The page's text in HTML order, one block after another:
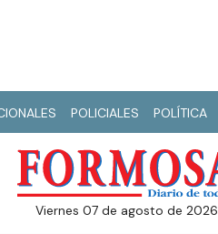
POLICIALES POLÍTICA
viernes 07 de agosto de 2026